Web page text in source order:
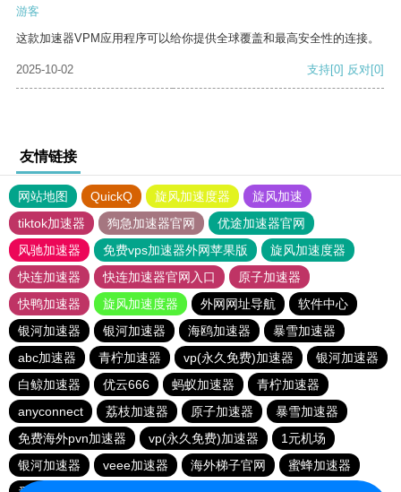
游客
这款加速器VPM应用程序可以给你提供全球覆盖和最高安全性的连接。
2025-10-02 支持[0] 反对[0]
友情链接
网站地图 QuickQ 旋风加速度器
旋风加速
tiktok加速器
狗急加速器官网
优途加速器官网
风驰加速器
免费vps加速器外网苹果版
旋风加速度器
快连加速器
快连加速器官网入口
原子加速器
快鸭加速器
旋风加速度器 外网网址导航
软件中心
银河加速器
银河加速器 海鸥加速器
暴雪加速器
abc加速器
青柠加速器 vp(永久免费)加速器
银河加速器
白鲸加速器
优云666 蚂蚁加速器
青柠加速器
anyconnect
荔枝加速器 原子加速器
暴雪加速器
免费海外pvn加速器
vp(永久免费)加速器
1元机场
银河加速器
veee加速器 海外梯子官网
蜜蜂加速器